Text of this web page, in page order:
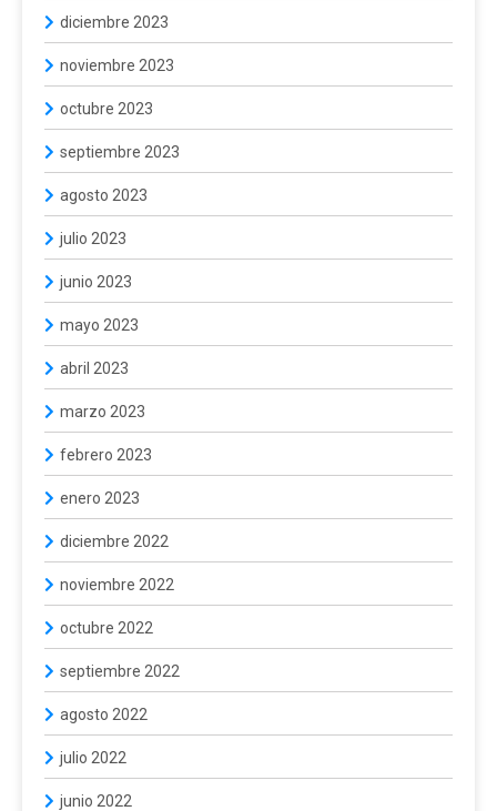
diciembre 2023
noviembre 2023
octubre 2023
septiembre 2023
agosto 2023
julio 2023
junio 2023
mayo 2023
abril 2023
marzo 2023
febrero 2023
enero 2023
diciembre 2022
noviembre 2022
octubre 2022
septiembre 2022
agosto 2022
julio 2022
junio 2022